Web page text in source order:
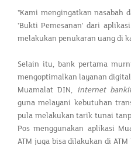
"Kami mengingatkan nasabah
'Bukti Pemesanan' dari
melakukan penukaran uang di
Selain itu, bank pertama
mengoptimalkan layanan
Muamalat DIN, internet
guna melayani kebutuhan
pula melakukan tarik tunai
Pos menggunakan aplikasi
ATM juga bisa dilakukan di